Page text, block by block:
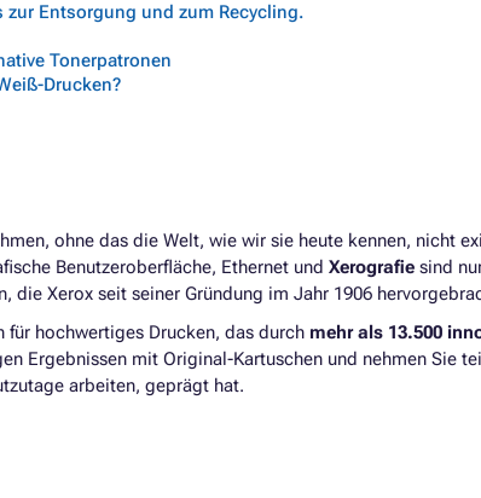
Entsorgung und zum Recycling.
Tonerpatronen
Drucken?
ohne das die Welt, wie wir sie heute kennen, nicht
Benutzeroberfläche, Ethernet und Xerografie sind
die Xerox seit seiner Gründung im Jahr 1906
für hochwertiges Drucken, das durch mehr als 13.500
Ergebnissen mit Original-Kartuschen und nehmen Sie
arbeiten, geprägt hat.